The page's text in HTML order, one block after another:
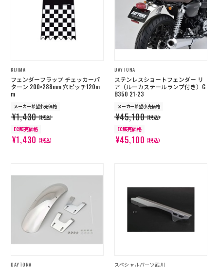
KIJIMA
フェンダーフラップ チェッカーパ
ターン 200×288mm 穴ピッチ120m
m
メーカー希望小売価格
¥1,430（税込）
EC販売価格
¥1,430（税込）
DAYTONA
ステンレスショートフェンダー リ
ア（ルーカステールランプ付き）G
B350 21-23
メーカー希望小売価格
¥45,100（税込）
EC販売価格
¥45,100（税込）
DAYTONA スペシャルパーツ武川